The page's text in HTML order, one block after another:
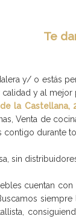
Te
y/ o estás
y al
la Castellana,
Venta de
contigo durante
sin
cuentan